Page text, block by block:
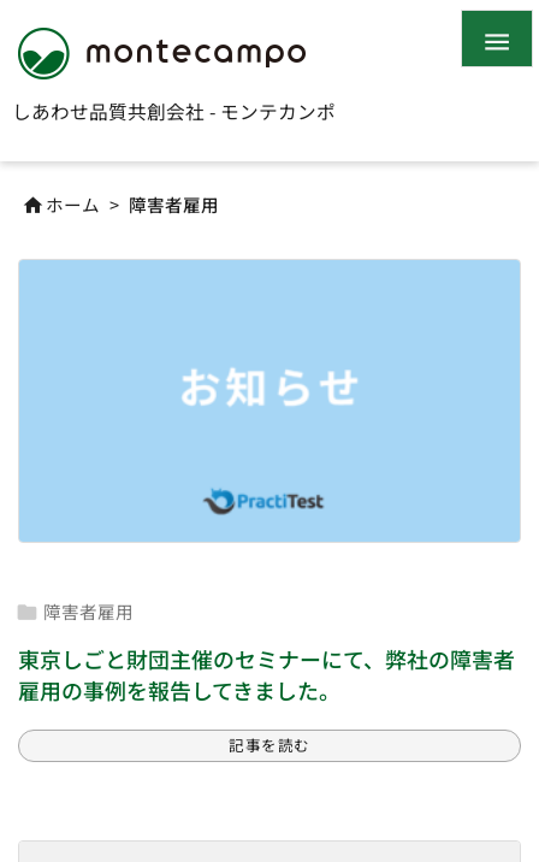
しあわせ品質共創会社 - モンテカンポ

 ホーム > 障害者雇用
 障害者雇用
東京しごと財団主催のセミナーにて、弊社の障害者
雇用の事例を報告してきました。
記事を読む